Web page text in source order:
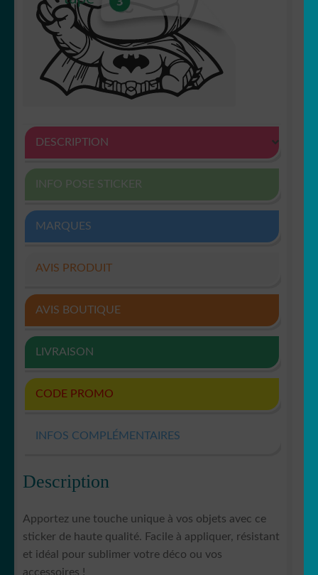
DESCRIPTION
INFO POSE STICKER
MARQUES
AVIS PRODUIT
AVIS BOUTIQUE
LIVRAISON
CODE PROMO
INFOS COMPLÉMENTAIRES
Description
Apportez une touche unique à vos objets avec ce
sticker de haute qualité. Facile à appliquer, résistant
et idéal pour sublimer votre déco ou vos
accessoires !